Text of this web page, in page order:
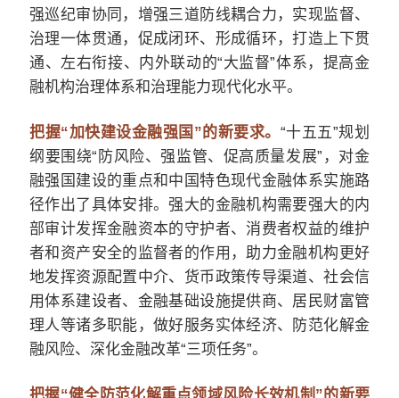
强巡纪审协同，增强三道防线耦合力，实现监督、
治理一体贯通，促成闭环、形成循环，打造上下贯
通、左右衔接、内外联动的“大监督”体系，提高金
融机构治理体系和治理能力现代化水平。
把握“加快建设金融强国”的新要求。 “十五五”规划
纲要围绕“防风险、强监管、促高质量发展”，对金
融强国建设的重点和中国特色现代金融体系实施路
径作出了具体安排。强大的金融机构需要强大的内
部审计发挥金融资本的守护者、消费者权益的维护
者和资产安全的监督者的作用，助力金融机构更好
地发挥资源配置中介、货币政策传导渠道、社会信
用体系建设者、金融基础设施提供商、居民财富管
理人等诸多职能，做好服务实体经济、防范化解金
融风险、深化金融改革“三项任务”。